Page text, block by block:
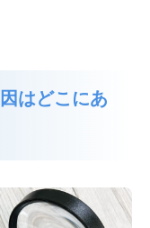
はどこにあ